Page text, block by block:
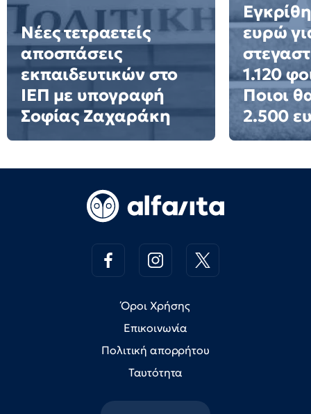
Νέες τετραετείς
αποσπάσεις
εκπαιδευτικών στο
ΙΕΠ με υπογραφή
Σοφίας Ζαχαράκη
ευρώ
1.120
Ποιοι
2.500
Όροι Χρήσης
Επικοινωνία
Πολιτική απορρήτου
Ταυτότητα